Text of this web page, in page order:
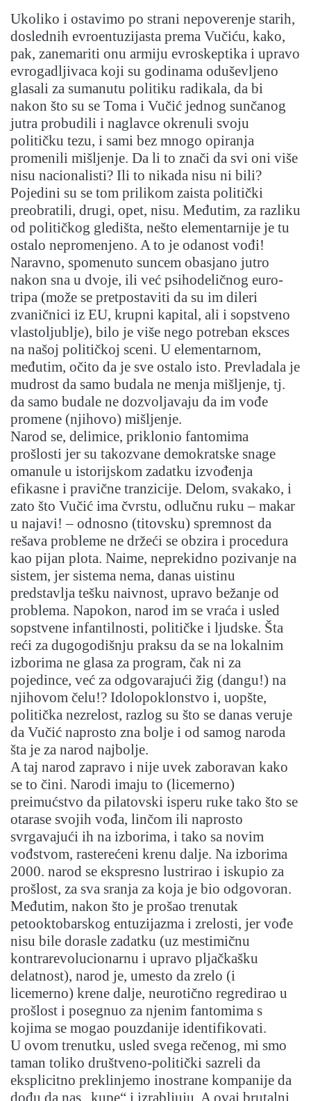
Ukoliko i ostavimo po strani nepoverenje starih,
doslednih evroentuzijasta prema Vučiću, kako,
pak, zanemariti onu armiju evroskeptika i upravo
evrogadljivaca koji su godinama oduševljeno
glasali za sumanutu politiku radikala, da bi
nakon što su se Toma i Vučić jednog sunčanog
jutra probudili i naglavce okrenuli svoju
političku tezu, i sami bez mnogo opiranja
promenili mišljenje. Da li to znači da svi oni više
nisu nacionalisti? Ili to nikada nisu ni bili?
Pojedini su se tom prilikom zaista politički
preobratili, drugi, opet, nisu. Međutim, za razliku
od političkog gledišta, nešto elementarnije je tu
ostalo nepromenjeno. A to je odanost vođi!
Naravno, spomenuto suncem obasjano jutro
nakon sna u dvoje, ili već psihodeličnog euro-
tripa (može se pretpostaviti da su im dileri
zvaničnici iz EU, krupni kapital, ali i sopstveno
vlastoljublje), bilo je više nego potreban eksces
na našoj političkoj sceni. U elementarnom,
međutim, očito da je sve ostalo isto. Prevladala je
mudrost da samo budala ne menja mišljenje, tj.
da samo budale ne dozvoljavaju da im vođe
promene (njihovo) mišljenje.
Narod se, delimice, priklonio fantomima
prošlosti jer su takozvane demokratske snage
omanule u istorijskom zadatku izvođenja
efikasne i pravične tranzicije. Delom, svakako, i
zato što Vučić ima čvrstu, odlučnu ruku – makar
u najavi! – odnosno (titovsku) spremnost da
rešava probleme ne držeći se obzira i procedura
kao pijan plota. Naime, neprekidno pozivanje na
sistem, jer sistema nema, danas uistinu
predstavlja tešku naivnost, upravo bežanje od
problema. Napokon, narod im se vraća i usled
sopstvene infantilnosti, političke i ljudske. Šta
reći za dugogodišnju praksu da se na lokalnim
izborima ne glasa za program, čak ni za
pojedince, već za odgovarajući žig (dangu!) na
njihovom čelu!? Idolopoklonstvo i, uopšte,
politička nezrelost, razlog su što se danas veruje
da Vučić naprosto zna bolje i od samog naroda
šta je za narod najbolje.
A taj narod zapravo i nije uvek zaboravan kako
se to čini. Narodi imaju to (licemerno)
preimućstvo da pilatovski isperu ruke tako što se
otarase svojih vođa, linčom ili naprosto
svrgavajući ih na izborima, i tako sa novim
vođstvom, rasterećeni krenu dalje. Na izborima
2000. narod se ekspresno lustrirao i iskupio za
prošlost, za sva sranja za koja je bio odgovoran.
Međutim, nakon što je prošao trenutak
petooktobarskog entuzijazma i zrelosti, jer vođe
nisu bile dorasle zadatku (uz mestimičnu
kontrarevolucionarnu i upravo pljačkašku
delatnost), narod je, umesto da zrelo (i
licemerno) krene dalje, neurotično regredirao u
prošlost i posegnuo za njenim fantomima s
kojima se mogao pouzdanije identifikovati.
U ovom trenutku, usled svega rečenog, mi smo
taman toliko društveno-politički sazreli da
eksplicitno preklinjemo inostrane kompanije da
dođu da nas „kupe“ i izrabljuju. A ovaj brutalni